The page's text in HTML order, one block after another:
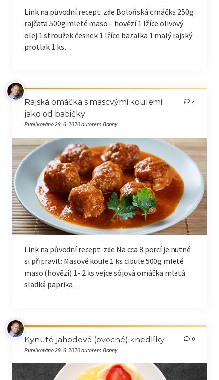
Link na původní recept: zde Boloňská omáčka 250g
rajčata 500g mleté maso – hovězí 1 lžíce olivový
olej 1 stroužek česnek 1 lžíce bazalka 1 malý rajský
protlak 1 ks…
Rajská omáčka s masovými koulemi
jako od babičky
Publikováno 29. 6. 2020 autorem Bobhy
2
Link na původní recept: zde Na cca 8 porcí je nutné
si připravit: Masové koule 1 ks cibule 500g mleté
maso (hovězí) 1- 2 ks vejce sójová omáčka mletá
sladká paprika…
Kynuté jahodové (ovocné) knedlíky
Publikováno 29. 6. 2020 autorem Bobhy
0